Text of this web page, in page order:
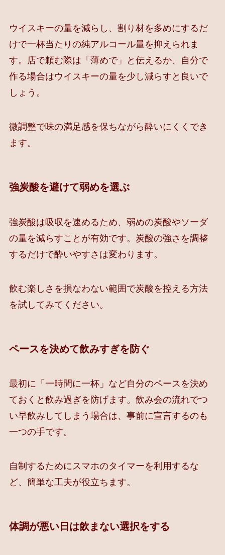
ウイスキーの量を減らし、割り材を多めにするだ
けで一杯当たりの純アルコール量を抑えられま
す。店で頼む際は「薄めで」と伝えるか、自分で
作る場合はウイスキーの量を少し減らすと良いで
しょう。
微調整で味の満足感を保ちながら酔いにくくでき
ます。
強炭酸を避けて弱めを選ぶ
強炭酸は吸収を速めるため、弱めの炭酸やソーダ
の量を減らすことが有効です。炭酸の強さを調整
するだけで酔いやすさは変わります。
飲む楽しさを損なわない範囲で炭酸を控える方法
を試してみてください。
ペースを決めて飲みすぎを防ぐ
最初に「一時間に一杯」など自分のペースを決め
ておくと飲み過ぎを防げます。飲み会の流れでつ
い早飲みしてしまう場合は、事前に宣言するのも
一つの手です。
自制するためにスマホのタイマーを利用するな
ど、簡単な工夫が役立ちます。
体調が悪い日は飲まない選択をする